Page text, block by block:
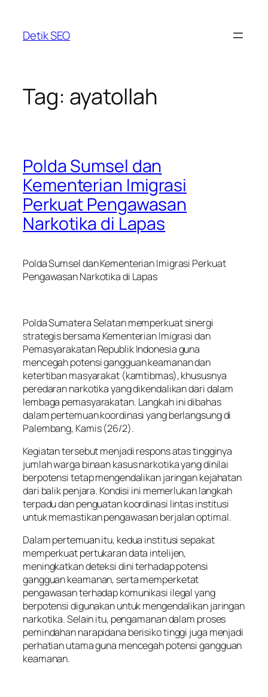
content
Detik SEO
Tag: ayatollah
Polda Sumsel dan
Kementerian Imigrasi
Perkuat Pengawasan
Narkotika di Lapas
Polda Sumsel dan Kementerian Imigrasi Perkuat
Pengawasan Narkotika di Lapas
Polda Sumatera Selatan memperkuat sinergi
strategis bersama Kementerian Imigrasi dan
Pemasyarakatan Republik Indonesia guna
mencegah potensi gangguan keamanan dan
ketertiban masyarakat (kamtibmas), khususnya
peredaran narkotika yang dikendalikan dari dalam
lembaga pemasyarakatan. Langkah ini dibahas
dalam pertemuan koordinasi yang berlangsung di
Palembang, Kamis (26/2).
Kegiatan tersebut menjadi respons atas tingginya
jumlah warga binaan kasus narkotika yang dinilai
berpotensi tetap mengendalikan jaringan kejahatan
dari balik penjara. Kondisi ini memerlukan langkah
terpadu dan penguatan koordinasi lintas institusi
untuk memastikan pengawasan berjalan optimal.
Dalam pertemuan itu, kedua institusi sepakat
memperkuat pertukaran data intelijen,
meningkatkan deteksi dini terhadap potensi
gangguan keamanan, serta memperketat
pengawasan terhadap komunikasi ilegal yang
berpotensi digunakan untuk mengendalikan jaringan
narkotika. Selain itu, pengamanan dalam proses
pemindahan narapidana berisiko tinggi juga menjadi
perhatian utama guna mencegah potensi gangguan
keamanan.